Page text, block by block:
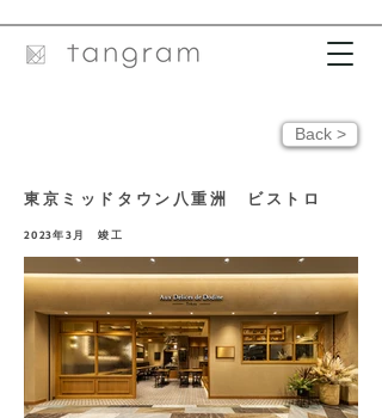
Back >
東京ミッドタウン八重洲 ビストロ
2023年3月 竣工